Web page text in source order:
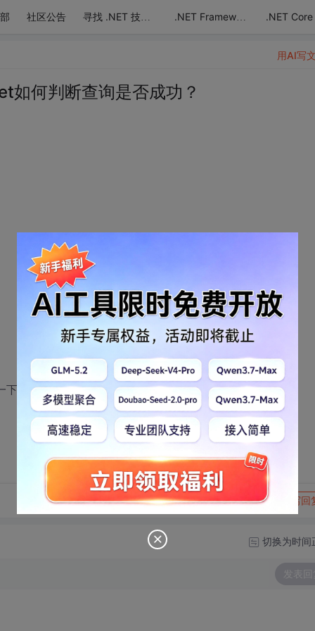
社区公告 寻找 .NET 技术达人 .NET Framework .NET Core
何判断查询是否成功？
，就知道是错误返回
转发到动态 举报 写回
用AI写
切换为时间
发表回